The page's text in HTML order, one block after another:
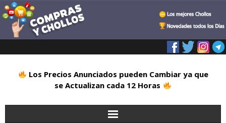
Los Precios Anunciados pueden Cambiar ya que
se Actualizan cada 12 Horas